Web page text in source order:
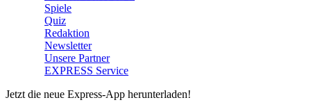
Spiele
Quiz
Redaktion
Newsletter
Unsere Partner
EXPRESS Service
Jetzt die neue Express-App herunterladen!